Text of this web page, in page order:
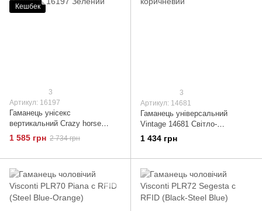
Кешбек
3
Артикул: 16197
Гаманець унісекс
вертикальний Crazy horse
SHVIGEL 16197 Зелений
1 585 грн 2 734 грн
3
Артикул: 14681
Гаманець універсальний
Vintage 14681 Cвітло-
коричневий
1 434 грн